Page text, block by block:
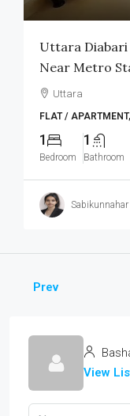
Uttara Diabari
Near Metro
Uttara
FLAT /
1
Bedroom
1
Bathroom
Prev
View